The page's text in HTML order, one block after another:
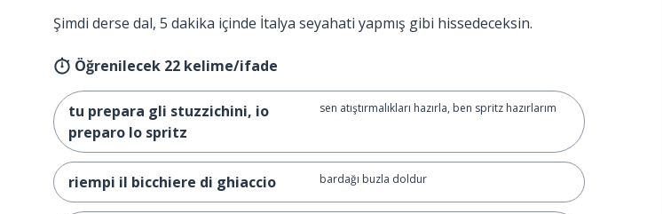
Şimdi derse dal, 5 dakika içinde İtalya seyahati yapmış gibi hissedeceksin.
Öğrenilecek 22 kelime/ifade
tu prepara gli stuzzichini, io
preparo lo spritz
sen atıştırmalıkları hazırla, ben spritz hazırlarım
riempi il bicchiere di ghiaccio bardağı buzla doldur